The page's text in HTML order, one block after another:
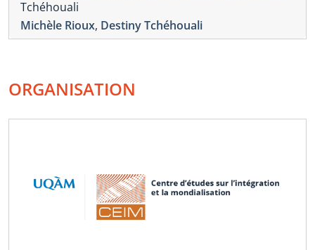
Tchéhouali
Michèle Rioux, Destiny Tchéhouali
ORGANISATION